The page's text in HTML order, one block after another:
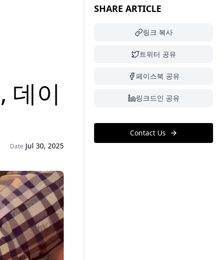
데이
Date Jul 30, 2025
SHARE ARTICLE
링크 복사
트위터 공유
페이스북 공유
링크드인 공유
Contact Us